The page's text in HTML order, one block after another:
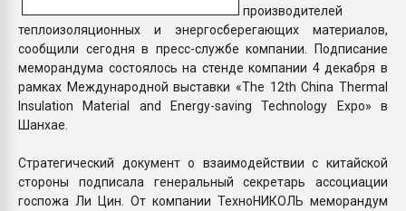
производителей
теплоизоляционных и энергосберегающих материалов,
сообщили сегодня в пресс-службе компании. Подписание
меморандума состоялось на стенде компании 4 декабря в
рамках Международной выставки «The 12th China Thermal
Insulation Material and Energy-saving Technology Expo» в
Шанхае.
Стратегический документ о взаимодействии с китайской
стороны подписала генеральный секретарь ассоциации
госпожа Ли Цин. От компании ТехноНИКОЛЬ меморандум